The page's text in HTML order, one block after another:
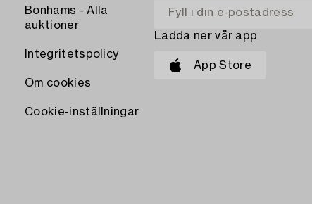
Bonhams - Alla
auktioner
Integritetspolicy
Om cookies
Cookie-inställningar
Ladda ner vår app
App Store